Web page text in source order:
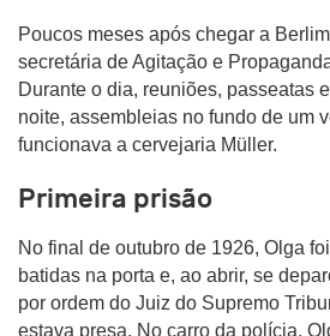
Poucos meses após chegar a
secretária de Agitação e
Durante o dia, reuniões, passeatas
noite, assembleias no fundo de um
funcionava a cervejaria Müller.
Primeira prisão
No final de outubro de 1926, Olga
batidas na porta e, ao abrir, se
por ordem do Juiz do Supremo
estava presa. No carro da polícia,